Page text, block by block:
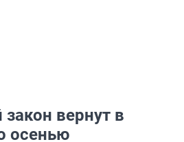
вернут в
осенью